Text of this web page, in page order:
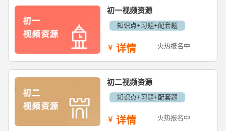
初一视频资源
知识点+习题+配套题
详情 火热报名中
初二视频资源
知识点+习题+配套题
详情 火热报名中